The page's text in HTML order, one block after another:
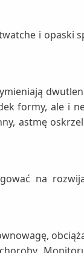
i opaski
formy, ale i
astmę
na